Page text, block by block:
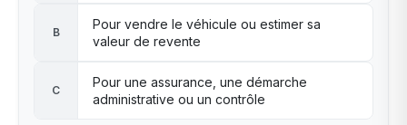
B
Pour vendre le véhicule ou estimer sa
valeur de revente
C
Pour une assurance, une démarche
administrative ou un contrôle